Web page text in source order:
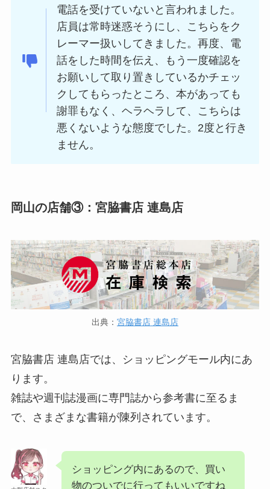
電話を受けていないと言われました。
店員は常時迷惑そうにし、こちらをク
レーマー扱いしてきました。再度、電
話をした時間を伝え、もう一度確認を
お願いして取り置きしているかチェッ
クしてもらったところ、本があっても
謝罪もなく、ヘラヘラして、こちらは
悪くないような態度でした。2度と行き
ません。
岡山の店舗③：宮脇書店 連島店
出典： 宮脇書店 連島店
宮脇書店 連島店では、ショッピングモール内にあ
ります。
雑誌や週刊誌漫画に専門誌から参考書に至るま
で、さまざまな書籍が陳列されています。
ショッピング内にあるので、買い
物のついでに行ってもいいですね